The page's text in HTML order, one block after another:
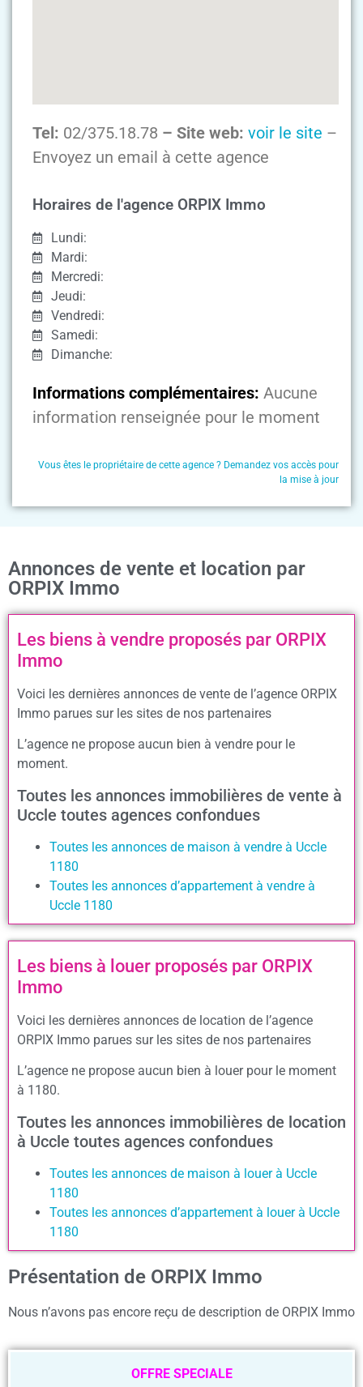
Tel: 02/375.18.78 – Site web: voir le site –
Envoyez un email à cette agence
Horaires de l'agence ORPIX Immo
Lundi:
Mardi:
Mercredi:
Jeudi:
Vendredi:
Samedi:
Dimanche:
Informations complémentaires: Aucune
information renseignée pour le moment
Vous êtes le propriétaire de cette agence ? Demandez vos accès pour
la mise à jour
Annonces de vente et location par
ORPIX Immo
Les biens à vendre proposés par ORPIX
Immo
Voici les dernières annonces de vente de l’agence ORPIX
Immo parues sur les sites de nos partenaires
L’agence ne propose aucun bien à vendre pour le
moment.
Toutes les annonces immobilières de vente à
Uccle toutes agences confondues
Toutes les annonces de maison à vendre à Uccle
1180
Toutes les annonces d’appartement à vendre à
Uccle 1180
Les biens à louer proposés par ORPIX
Immo
Voici les dernières annonces de location de l’agence
ORPIX Immo parues sur les sites de nos partenaires
L’agence ne propose aucun bien à louer pour le moment
à 1180.
Toutes les annonces immobilières de location
à Uccle toutes agences confondues
Toutes les annonces de maison à louer à Uccle
1180
Toutes les annonces d’appartement à louer à Uccle
1180
Présentation de ORPIX Immo
Nous n’avons pas encore reçu de description de ORPIX Immo
OFFRE SPECIALE